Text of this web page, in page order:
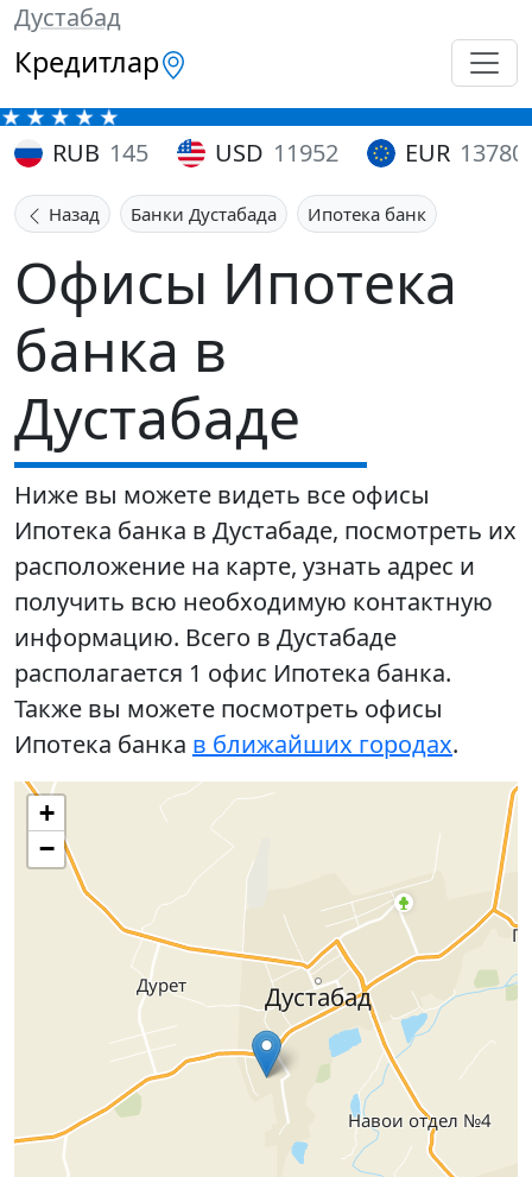
Дустабад
Кредитлар
RUB 145 USD 11952 EUR 13780
Назад Банки Дустабада Ипотека банк
Офисы Ипотека
банка в
Дустабаде
Ниже вы можете видеть все офисы
Ипотека банка в Дустабаде, посмотреть их
расположение на карте, узнать адрес и
получить всю необходимую контактную
информацию. Всего в Дустабаде
располагается 1 офис Ипотека банка.
Также вы можете посмотреть офисы
Ипотека банка в ближайших городах.
+
−